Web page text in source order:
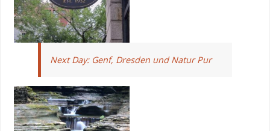
Next Day: Genf, Dresden und Natur Pur